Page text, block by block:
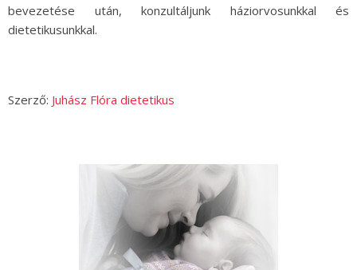
bevezetése után, konzultáljunk háziorvosunkkal és
dietetikusunkkal.
Szerző: Juhász Flóra dietetikus